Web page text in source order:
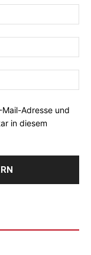
Adresse und
in diesem